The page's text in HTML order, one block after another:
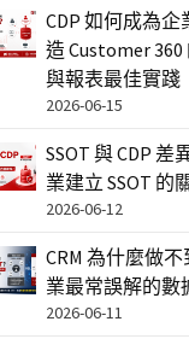
CDP 如何成為企
造 Customer
與報表最佳實踐
2026-06-15
SSOT 與 CDP 差
業建立 SSOT 的
2026-06-12
CRM 為什麼做不
業最常誤解的數
2026-06-11